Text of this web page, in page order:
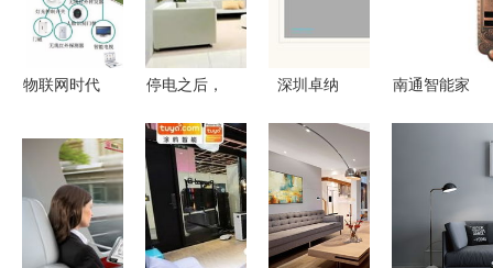
物联网时代
与智能家居
设备的深度
对比
停电之后，
剩“傻”家电
了吗？
深圳卓纳
设计，点亮
智能家居品
牌未来
南通智能家
智能锁的指
南